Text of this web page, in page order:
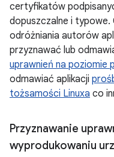
certyfikatów
dopuszczalne i typowe.
odróżniania autorów
przyznawać lub
uprawnień na poziomie
odmawiać aplikacji
tożsamości Linuxa co
Przyznawanie
wyprodukowaniu